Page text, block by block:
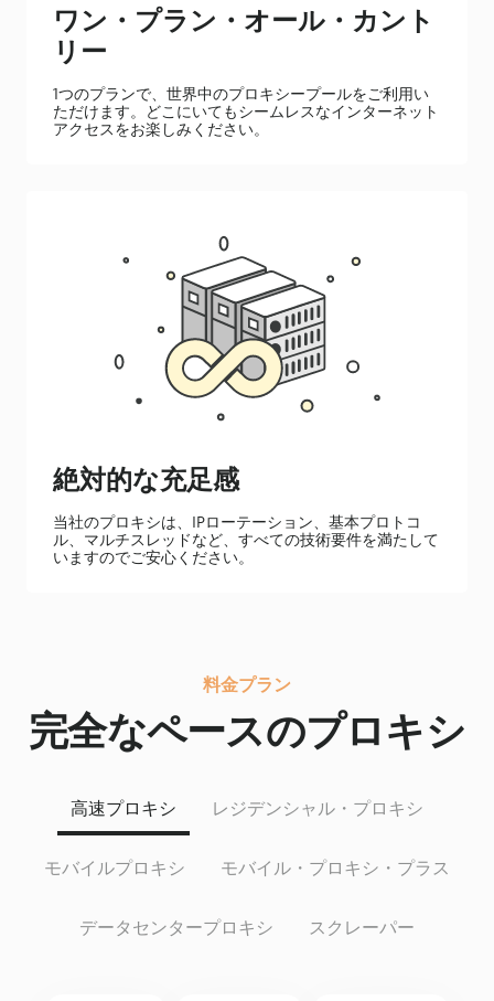
ワン・プラン・オール・カント
リー
1つのプランで、世界中のプロキシープールをご利用い
ただけます。どこにいてもシームレスなインターネット
アクセスをお楽しみください。
絶対的な充足感
当社のプロキシは、IPローテーション、基本プロトコ
ル、マルチスレッドなど、すべての技術要件を満たして
いますのでご安心ください。
料金プラン
完全なペースのプロキシ
高速プロキシ レジデンシャル・プロキシ
モバイルプロキシ モバイル・プロキシ・プラス
データセンタープロキシ スクレーパー